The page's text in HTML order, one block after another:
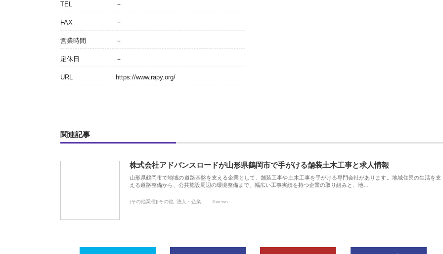
TEL －
FAX －
営業時間 －
定休日 －
URL https://www.rapy.org/
関連記事
株式会社アドバンスロードが山形県鶴岡市で手がける舗装土木工事と求人情報
山形県鶴岡市で地域の道路基盤を支える企業として、舗装工事や土木工事を手がける専門会社があります。地域住民の生活を支
える道路整備から、公共施設周辺の環境整備まで、幅広い工事実績を持つ企業の取り組みと、地…
[その他業種][その他_法人・企業] 0views